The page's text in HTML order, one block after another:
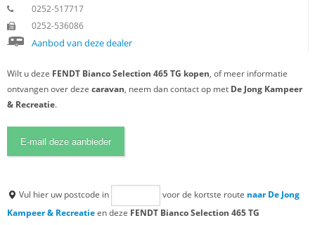
0252-517717
0252-536086
Aanbod van deze dealer
Wilt u deze FENDT Bianco Selection 465 TG kopen, of meer informatie
ontvangen over deze caravan, neem dan contact op met De Jong Kampeer
& Recreatie.
E-mail deze aanbieder
Vul hier uw postcode in voor de kortste route naar De Jong
Kampeer & Recreatieen deze FENDT Bianco Selection 465 TG